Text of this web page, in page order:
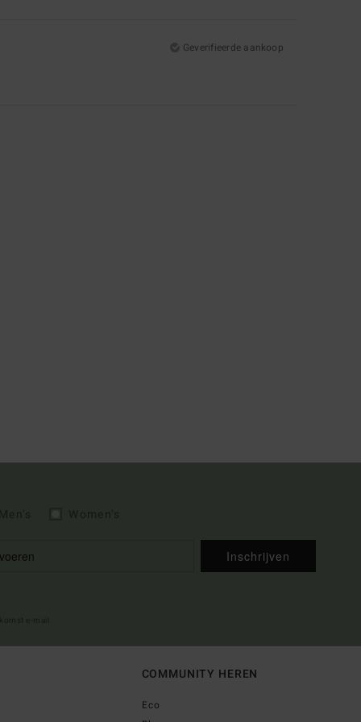
Geverifieerde aankoop
Inschrijven
COMMUNITY HEREN
Eco